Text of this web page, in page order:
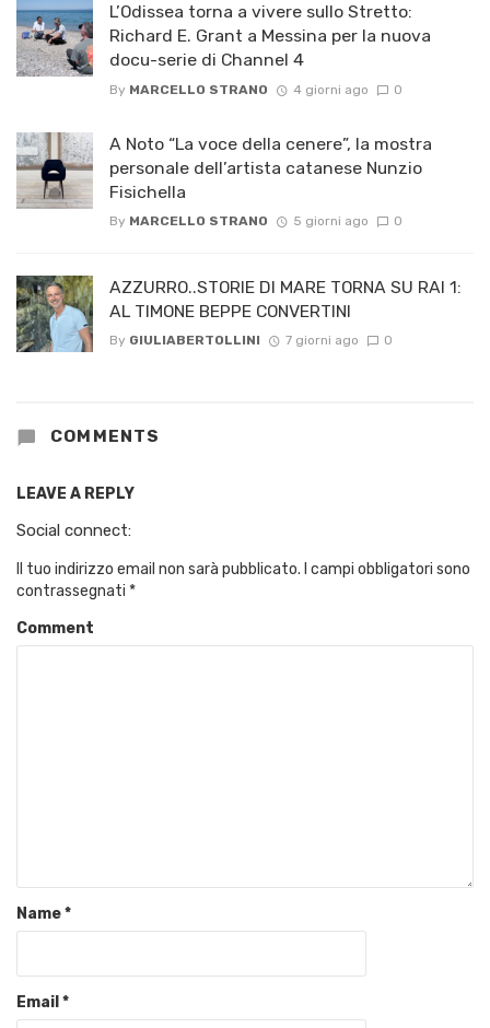
L’Odissea torna a vivere sullo Stretto:
Richard E. Grant a Messina per la nuova
docu-serie di Channel 4
By MARCELLO STRANO 4 giorni ago 0
A Noto “La voce della cenere”, la mostra
personale dell’artista catanese Nunzio
Fisichella
By MARCELLO STRANO 5 giorni ago 0
AZZURRO..STORIE DI MARE TORNA SU RAI 1:
AL TIMONE BEPPE CONVERTINI
By GIULIABERTOLLINI 7 giorni ago 0
COMMENTS
LEAVE A REPLY
Social connect:
Il tuo indirizzo email non sarà pubblicato. I campi obbligatori sono
contrassegnati *
Comment
Name*
Email *